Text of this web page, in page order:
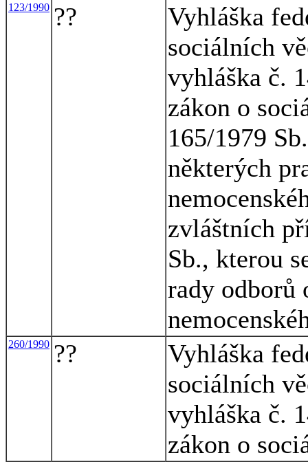
123/1990 ??
Vyhláška
sociálních
vyhláška č.
zákon o
165/1979
některých
zvláštních
Sb., kterou
rady odborů
260/1990 ??
Vyhláška
sociálních
vyhláška č.
zákon o